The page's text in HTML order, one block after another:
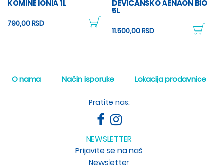
KOMINE IONIA 1L
790,00 RSD
DEVIČANSKO AENAON BIO
5L
11.500,00 RSD
O nama Način isporuke Lokacija prodavnice
Pratite nas:
NEWSLETTER
Prijavite se na naš
Newsletter